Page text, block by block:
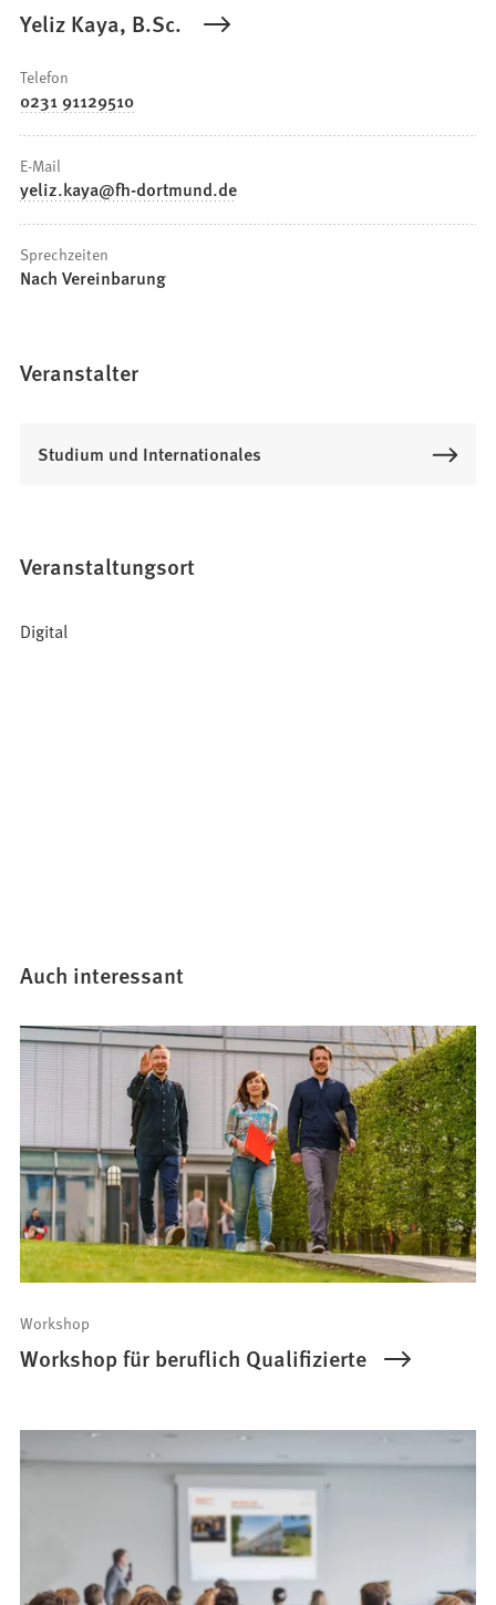
Yeliz Kaya, B.Sc.
Telefon
0231 91129510
E-Mail
yeliz.kaya fh-dortmund de
Sprechzeiten
Nach Vereinbarung
Veranstalter
Studium und Internationales
Veranstaltungsort
Digital
Auch interessant
Workshop
Workshop für beruflich Qualifizierte